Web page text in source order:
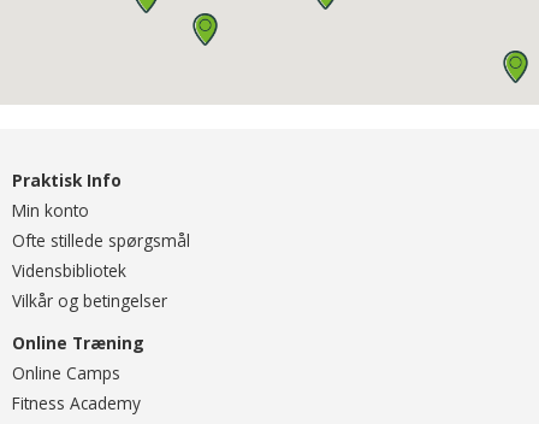
Praktisk Info
Min konto
Ofte stillede spørgsmål
Vidensbibliotek
Vilkår og betingelser
Online Træning
Online Camps
Fitness Academy